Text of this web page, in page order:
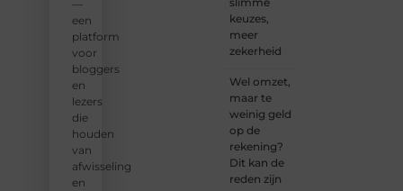
—
een
platform
voor
bloggers
en
lezers
die
houden
van
afwisseling
en
keuzes,
meer
zekerheid
Wel omzet,
maar te
weinig geld
op de
rekening?
Dit kan de
reden zijn